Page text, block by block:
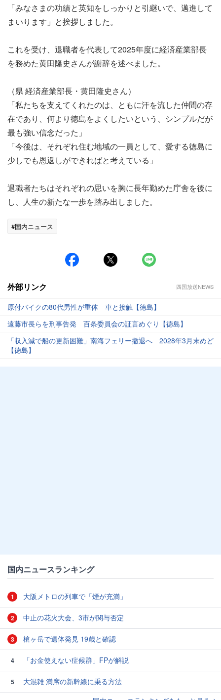
「みなさまの功績と英知をしっかりと引継いで、邁進して
まいります」と挨拶しました。
これを受け、退職者を代表して2025年度に経済産業部長
を務めた黄田隆史さんが謝辞を述べました。
（県 経済産業部長・黄田隆史さん）
「私たちを支えてくれたのは、ともに汗を流した仲間の存
在であり、何より徳島をよくしたいという、シンプルだが
最も強い信念だった」
「今後は、それぞれ住む地域の一員として、愛する徳島に
少しでも恩返しができればと考えている」
退職者たちはそれぞれの思いを胸に長年勤めた庁舎を後に
し、人生の新たな一歩を踏み出しました。
#国内ニュース
外部リンク 四国放送NEWS
原付バイクの80代男性が重体 車と接触【徳島】
遠藤市長らを刑事告発 百条委員会の証言めぐり【徳島】
「収入減で船の更新困難」南海フェリー撤退へ 2028年3月末めど
【徳島】
国内ニュースランキング
1 大阪メトロの列車で「煙が充満」
2 中止の花火大会、3市が関与否定
3 槍ヶ岳で遺体発見 19歳と確認
4 「お金使えない症候群」FPが解説
5
大混雑 満席の新幹線に乗る方法